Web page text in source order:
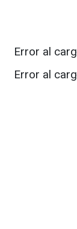
Error al
Error al